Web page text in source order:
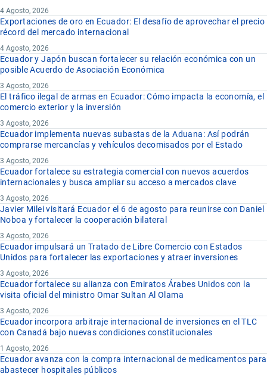
4 Agosto, 2026
Exportaciones de oro en Ecuador: El desafío de aprovechar el precio
récord del mercado internacional
4 Agosto, 2026
Ecuador y Japón buscan fortalecer su relación económica con un
posible Acuerdo de Asociación Económica
3 Agosto, 2026
El tráfico ilegal de armas en Ecuador: Cómo impacta la economía, el
comercio exterior y la inversión
3 Agosto, 2026
Ecuador implementa nuevas subastas de la Aduana: Así podrán
comprarse mercancías y vehículos decomisados por el Estado
3 Agosto, 2026
Ecuador fortalece su estrategia comercial con nuevos acuerdos
internacionales y busca ampliar su acceso a mercados clave
3 Agosto, 2026
Javier Milei visitará Ecuador el 6 de agosto para reunirse con Daniel
Noboa y fortalecer la cooperación bilateral
3 Agosto, 2026
Ecuador impulsará un Tratado de Libre Comercio con Estados
Unidos para fortalecer las exportaciones y atraer inversiones
3 Agosto, 2026
Ecuador fortalece su alianza con Emiratos Árabes Unidos con la
visita oficial del ministro Omar Sultan Al Olama
3 Agosto, 2026
Ecuador incorpora arbitraje internacional de inversiones en el TLC
con Canadá bajo nuevas condiciones constitucionales
1 Agosto, 2026
Ecuador avanza con la compra internacional de medicamentos para
abastecer hospitales públicos